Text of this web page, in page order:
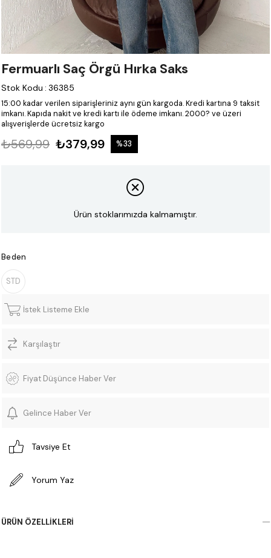
Fermuarlı Saç Örgü Hırka Saks
Stok Kodu : 36385
15:00 kadar verilen siparişleriniz aynı gün kargoda.Kredi kartına 9 taksit
imkanı.Kapıda nakit ve kredi kartı ile ödeme imkanı.2000? ve üzeri
alışverişlerde ücretsiz kargo
₺569,99 ₺379,99 %33
Ürün stoklarımızda kalmamıştır.
Beden
STD
İstek Listeme Ekle
Karşılaştır
Fiyat Düşünce Haber Ver
Gelince Haber Ver
Tavsiye Et
Yorum Yaz
ÜRÜN ÖZELLIKLERI